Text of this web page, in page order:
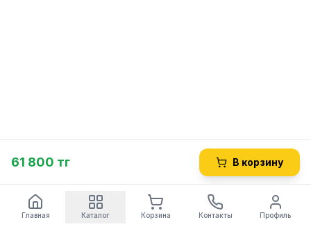
61 800 тг В корзину
Главная Каталог Корзина Контакты Профиль